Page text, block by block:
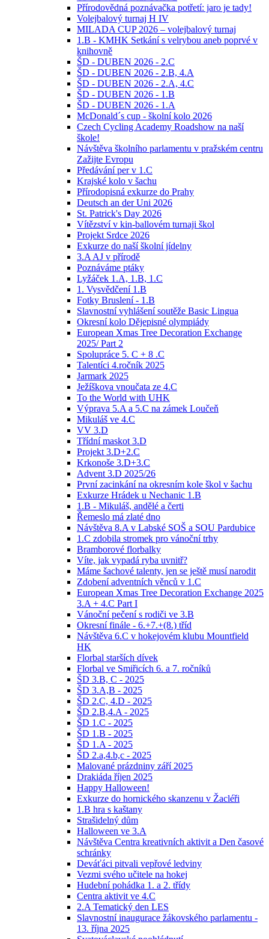
Přírodovědná poznávačka potřetí: jaro je tady!
Volejbalový turnaj H IV
MILADA CUP 2026 – volejbalový turnaj
1.B - KMHK Setkání s velrybou aneb poprvé v
knihovně
ŠD - DUBEN 2026 - 2.C
ŠD - DUBEN 2026 - 2.B, 4.A
ŠD - DUBEN 2026 - 2.A, 4.C
ŠD - DUBEN 2026 - 1.B
ŠD - DUBEN 2026 - 1.A
McDonald´s cup - školní kolo 2026
Czech Cycling Academy Roadshow na naší
škole!
Návštěva školního parlamentu v pražském centru
Zažijte Evropu
Předávání per v 1.C
Krajské kolo v šachu
Přírodopisná exkurze do Prahy
Deutsch an der Uni 2026
St. Patrick's Day 2026
Vítězství v kin-ballovém turnaji škol
Projekt Srdce 2026
Exkurze do naší školní jídelny
3.A AJ v přírodě
Poznáváme ptáky
Lyžáček 1.A, 1.B, 1.C
1. Vysvědčení 1.B
Fotky Bruslení - 1.B
Slavnostní vyhlášení soutěže Basic Lingua
Okresní kolo Dějepisné olympiády
European Xmas Tree Decoration Exchange
2025/ Part 2
Spolupráce 5. C + 8 .C
Talentíci 4.ročník 2025
Jarmark 2025
Ježíškova vnoučata ze 4.C
To the World with UHK
Výprava 5.A a 5.C na zámek Loučeň
Mikuláš ve 4.C
VV 3.D
Třídní maskot 3.D
Projekt 3.D+2.C
Krkonoše 3.D+3.C
Advent 3.D 2025/26
První zacinkání na okresním kole škol v šachu
Exkurze Hrádek u Nechanic 1.B
1.B - Mikuláš, andělé a čerti
Řemeslo má zlaté dno
Návštěva 8.A v Labské SOŠ a SOU Pardubice
1.C zdobila stromek pro vánoční trhy
Bramborové florbalky
Víte, jak vypadá ryba uvnitř?
Máme šachové talenty, jen se ještě musí narodit
Zdobení adventních věnců v 1.C
European Xmas Tree Decoration Exchange 2025
3.A + 4.C Part I
Vánoční pečení s rodiči ve 3.B
Okresní finále - 6.+7.+(8.) tříd
Návštěva 6.C v hokejovém klubu Mountfield
HK
Florbal starších dívek
Florbal ve Smiřicích 6. a 7. ročníků
ŠD 3.B, C - 2025
ŠD 3.A,B - 2025
ŠD 2.C, 4.D - 2025
ŠD 2.B,4.A - 2025
ŠD 1.C - 2025
ŠD 1.B - 2025
ŠD 1.A - 2025
ŠD 2.a,4.b,c - 2025
Malované prázdniny září 2025
Drakiáda říjen 2025
Happy Halloween!
Exkurze do hornického skanzenu v Žacléři
1.B hra s kaštany
Strašidelný dům
Halloween ve 3.A
Návštěva Centra kreativních aktivit a Den časové
schránky
Deváťáci pitvali vepřové ledviny
Vezmi svého učitele na hokej
Hudební pohádka 1. a 2. třídy
Centra aktivit ve 4.C
2.A Tematický den LES
Slavnostní inaugurace žákovského parlamentu -
13. října 2025